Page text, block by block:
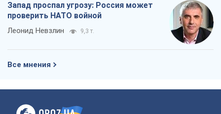
Запад проспал угрозу: Россия может
проверить НАТО войной
Леонид Невзлин 9,3 т.
Все мнения